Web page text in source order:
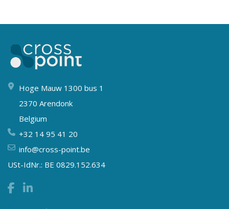
Hoge Mauw 1300 bus 1
2370 Arendonk
Belgium
+32 14 95 41 20
info@cross-point.be
USt-IdNr.: BE 0829.152.634